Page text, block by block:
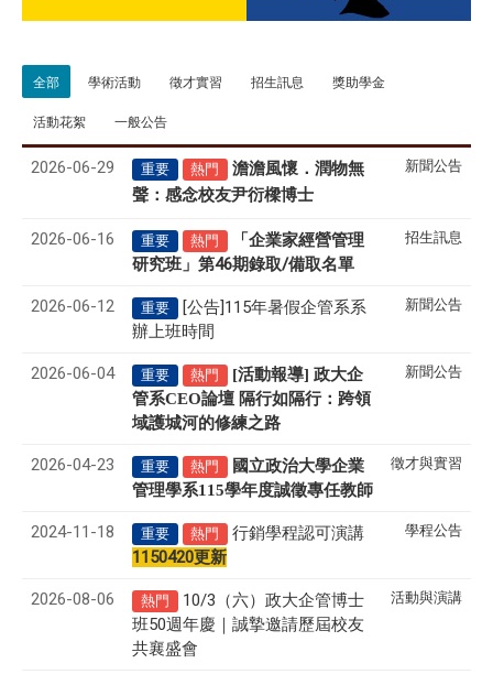
全部 學術活動 徵才實習 招生訊息 獎助學金
活動花絮 一般公告
2026-06-29 重要 熱門
澹澹風懷．潤物無
聲 ： 感念校友尹衍樑博士
新聞公告
2026-06-16 重要 熱門
「企業家經營管理
研究班」第46期錄取/備取名單
招生訊息
2026-06-12 重要
[公告]115年暑假企管系系
辦上班時間
新聞公告
2026-06-04 重要 熱門
[活動報導] 政大企
管系CEO論壇 隔行如隔行：跨領
域護城河的修練之路
新聞公告
2026-04-23 重要 熱門
國立政治大學企業
管理學系115學年度誠徵專任教師
徵才與實習
2024-11-18 重要 熱門
行銷學程認可演講
1150420更新
學程公告
2026-08-06 熱門
10/3（六）政大企管博士
班50週年慶｜誠摯邀請歷屆校友
共襄盛會
活動與演講